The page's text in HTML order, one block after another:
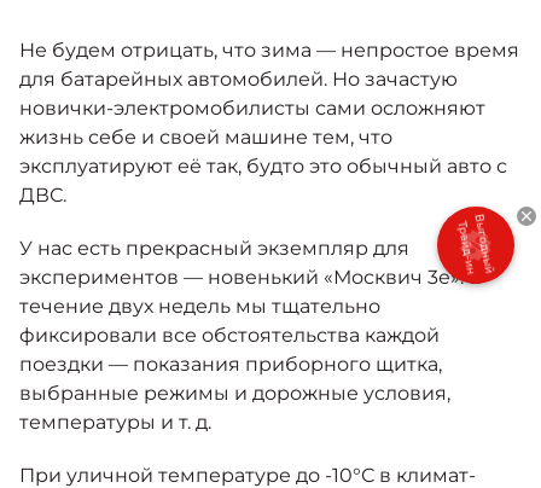
от 2 237 000 ₽*
Москвич 3 с ручным
Кроссовер, создающий равные
возможности
от 2 069 000 ₽*
Москвич 8
Практичный семиместный
кроссовер
Кредитные программы
Спецпредложения
Калькулятор трейд-ин
Страховые программы
Моторное масло
КОНТАКТЫ
Не будем отрицать, что зима — непростое время
для батарейных автомобилей. Но зачастую
новички-электромобилисты сами осложняют
жизнь себе и своей машине тем, что
эксплуатируют её так, будто это обычный авто с
ДВС.
У нас есть прекрасный экземпляр для
экспериментов — новенький «Москвич 3е». В
течение двух недель мы тщательно
фиксировали все обстоятельства каждой
поездки — показания приборного щитка,
выбранные режимы и дорожные условия,
температуры и т. д.
При уличной температуре до -10°С в климат-
Выгодный
Трейд-ин